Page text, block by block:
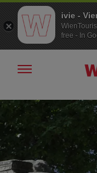
Przejdź
nawigacji
Przejdź
treści
Pokaż/ukryj
ivie -
free - In